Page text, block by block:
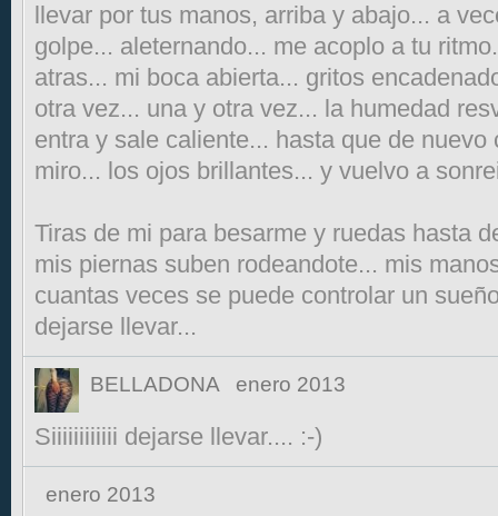
llevar por tus manos, arriba y abajo... a
golpe... aleternando... me acoplo a tu
atras... mi boca abierta... gritos
otra vez... una y otra vez... la humedad
entra y sale caliente... hasta que de
miro... los ojos brillantes... y vuelvo a
Tiras de mi para besarme y ruedas hasta
mis piernas suben rodeandote... mis
cuantas veces se puede controlar un
dejarse llevar...
BELLADONA enero 2013
Siiiiiiiiiiii dejarse llevar.... :-)
enero 2013